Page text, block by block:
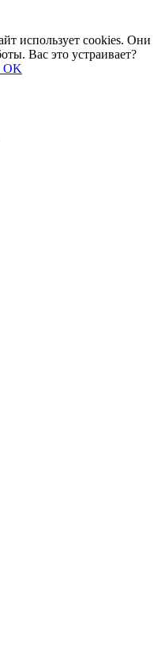
использует cookies. Они
Вас это устраивает?
OK